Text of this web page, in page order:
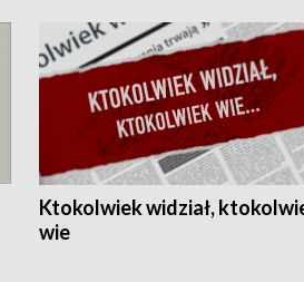
Ktokolwiek widział,
wie